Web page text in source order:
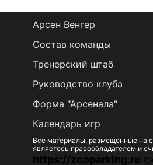
Арсен Венгер
Состав команды
Тренерский штаб
Руководство клуба
Форма "Арсенала"
Календарь игр
Все материалы, размещённые на
являетесь правообладателем и
https://zooparking.ru